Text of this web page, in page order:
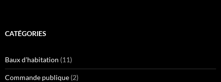
CATÉGORIES
Baux d'habitation (11)
Commande publique (2)